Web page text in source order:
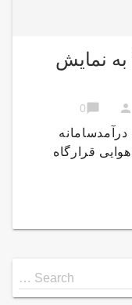
دفاعی” اس ۳۰۰ ” به نمایش
person
chat_bubble
0
به نمایش درآمدسامانه
هوایی قرارگاه
Search …